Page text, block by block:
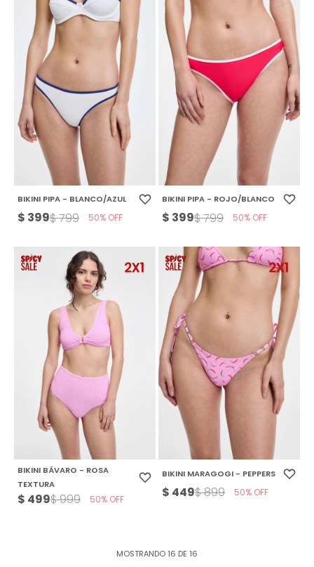
BIKINI PIPA - BLANCO/AZUL
$ 399$799 50
BIKINI PIPA - ROJO/BLANCO
$ 399$799 50
BIKINI BÁVARO - ROSA
TEXTURA
$ 499$999 50
BIKINI MARAGOGI - PEPPERS
$ 449$899 50
MOSTRANDO 16 DE 16